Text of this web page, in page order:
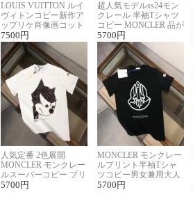
LOUIS VUITTON ルイ
ヴィトンコピー新作ア
ップリケ肖像画コット
ンニット半袖Tシャツ
7500 円
超人気モデルss24モン
クレール 半袖Tシャツ
コピー MONCLER 品が
良く見た目
5700 円
人気定番 2色展開
MONCLER モンクレー
ルスーパーコピー プリ
ント半袖Tシャツ
5700 円
MONCLER モンクレー
ルプリント半袖Tシャ
ツコピー男女兼用大人
可愛い春夏コーデ
5700 円